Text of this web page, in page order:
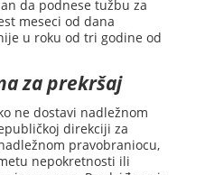
da podnese tužbu za
meseci od dana
u roku od tri godine od
za prekršaj
ne dostavi nadležnom
direkciji za
pravobraniocu,
nepokretnosti ili